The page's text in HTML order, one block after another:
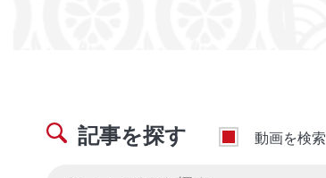
記事を探す 動画を検索